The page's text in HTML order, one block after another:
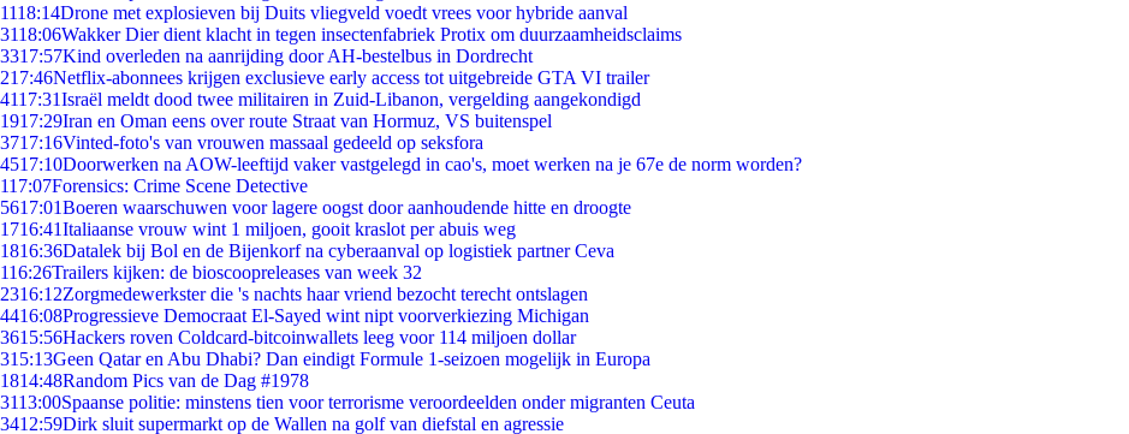
1118:14Drone met explosieven bij Duits vliegveld voedt vrees voor hybride aanval
3118:06Wakker Dier dient klacht in tegen insectenfabriek Protix om duurzaamheidsclaims
3317:57Kind overleden na aanrijding door AH-bestelbus in Dordrecht
217:46Netflix-abonnees krijgen exclusieve early access tot uitgebreide GTA VI trailer
4117:31Israël meldt dood twee militairen in Zuid-Libanon, vergelding aangekondigd
1917:29Iran en Oman eens over route Straat van Hormuz, VS buitenspel
3717:16Vinted-foto's van vrouwen massaal gedeeld op seksfora
4517:10Doorwerken na AOW-leeftijd vaker vastgelegd in cao's, moet werken na je 67e de norm worden?
117:07Forensics: Crime Scene Detective
5617:01Boeren waarschuwen voor lagere oogst door aanhoudende hitte en droogte
1716:41Italiaanse vrouw wint 1 miljoen, gooit kraslot per abuis weg
1816:36Datalek bij Bol en de Bijenkorf na cyberaanval op logistiek partner Ceva
116:26Trailers kijken: de bioscoopreleases van week 32
2316:12Zorgmedewerkster die 's nachts haar vriend bezocht terecht ontslagen
4416:08Progressieve Democraat El-Sayed wint nipt voorverkiezing Michigan
3615:56Hackers roven Coldcard-bitcoinwallets leeg voor 114 miljoen dollar
315:13Geen Qatar en Abu Dhabi? Dan eindigt Formule 1-seizoen mogelijk in Europa
1814:48Random Pics van de Dag #1978
3113:00Spaanse politie: minstens tien voor terrorisme veroordeelden onder migranten Ceuta
3412:59Dirk sluit supermarkt op de Wallen na golf van diefstal en agressie